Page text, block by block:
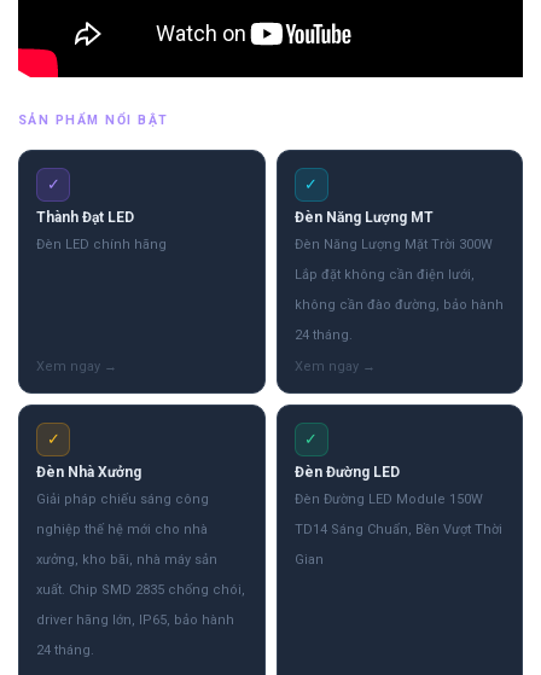
SẢN PHẨM NỔI BẬT
✓
Thành Đạt LED
Đèn LED chính hãng
✓
Đèn Năng Lượng MT
Đèn Năng Lượng Mặt Trời 300W
Lắp đặt không cần điện lưới,
không cần đào đường, bảo hành
24 tháng.
✓
Đèn Nhà Xưởng
Giải pháp chiếu sáng công
nghiệp thế hệ mới cho nhà
xưởng, kho bãi, nhà máy sản
xuất. Chip SMD 2835 chống chói,
driver hãng lớn, IP65, bảo hành
24 tháng.
✓
Đèn Đường LED
Đèn Đường LED Module 150W
TD14 Sáng Chuẩn, Bền Vượt Thời
Gian